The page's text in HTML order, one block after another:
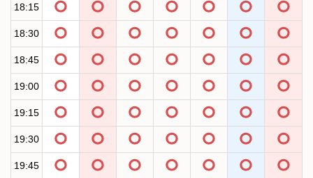
18:15
18:30
18:45
19:00
19:15
19:30
19:45